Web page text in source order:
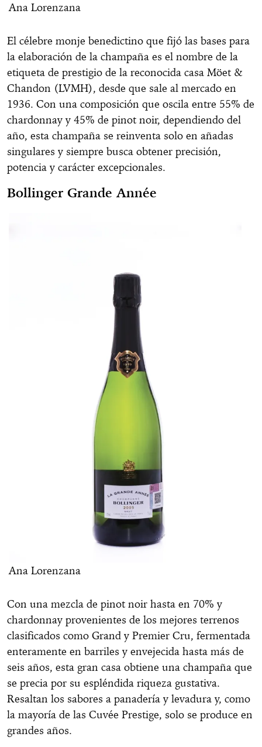
Ana Lorenzana
El célebre monje benedictino que fijó las bases para
la elaboración de la champaña es el nombre de la
etiqueta de prestigio de la reconocida casa Möet &
Chandon (LVMH), desde que sale al mercado en
1936. Con una composición que oscila entre 55% de
chardonnay y 45% de pinot noir, dependiendo del
año, esta champaña se reinventa solo en añadas
singulares y siempre busca obtener precisión,
potencia y carácter excepcionales.
Bollinger Grande Année
Ana Lorenzana
Con una mezcla de pinot noir hasta en 70% y
chardonnay provenientes de los mejores terrenos
clasificados como Grand y Premier Cru, fermentada
enteramente en barriles y envejecida hasta más de
seis años, esta gran casa obtiene una champaña que
se precia por su espléndida riqueza gustativa.
Resaltan los sabores a panadería y levadura y, como
la mayoría de las Cuvée Prestige, solo se produce en
grandes años.